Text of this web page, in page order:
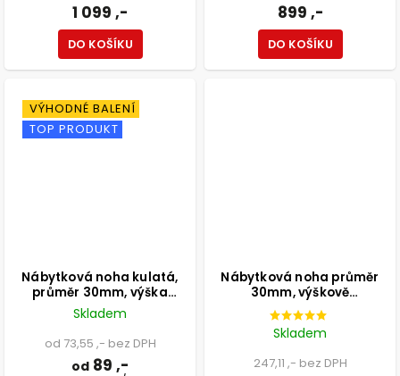
1 099 ,-
DO KOŠÍKU
899 ,-
DO KOŠÍKU
VÝHODNÉ BALENÍ
TOP PRODUKT
Nábytková noha kulatá,
průměr 30mm, výška
100mm, bílá
Skladem
od 73,55 ,- bez DPH
od 89 ,-
Nábytková noha průměr
30mm, výškově
nastavitelná 300-500mm,
chrom
Skladem
247,11 ,- bez DPH